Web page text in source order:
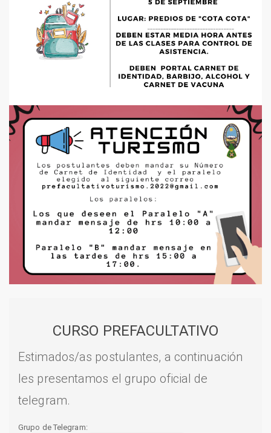
CURSO PREFACULTATIVO
Estimados/as postulantes, a continuación
les presentamos el grupo oficial de
telegram.
Grupo de Telegram: